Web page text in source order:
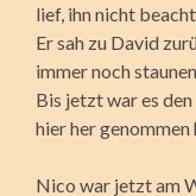
lief, ihn nicht
Er sah zu David
immer noch
Bis jetzt war es
hier her genommen
Nico war jetzt am